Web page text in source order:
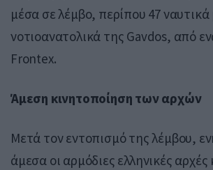
μέσα σε λέμβο, περίπου 47 ναυτικά
νοτιοανατολικά της Gavdos, από
Frontex.
Άμεση κινητοποίηση των αρχών
Μετά τον εντοπισμό της λέμβου,
άμεσα οι αρμόδιες ελληνικές